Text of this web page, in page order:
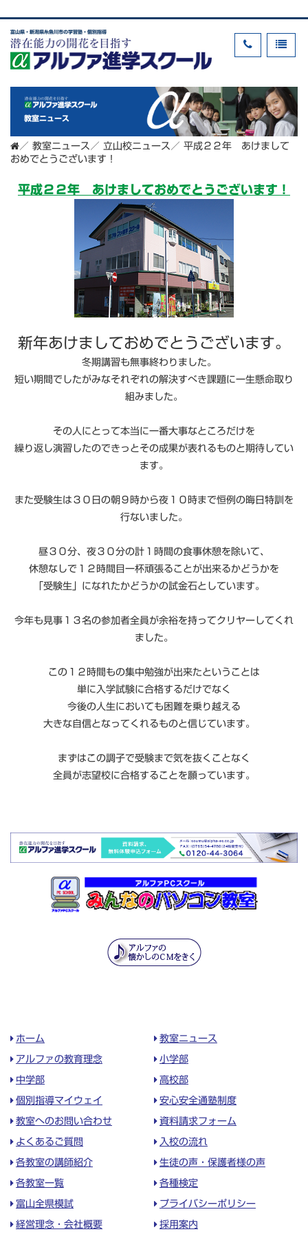
富山県・新潟県糸魚川市の学習塾・個別指導
教室ニュース
／ 教室ニュース ／ 立山校ニュース ／ 平成２２年 あけまして
おめでとうございます！
平成２２年 あけましておめでとうございます！
新年あけましておめでとうございます。
冬期講習も無事終わりました。
短い期間でしたがみなそれぞれの解決すべき課題に一生懸命取り
組みました。
その人にとって本当に一番大事なところだけを
繰り返し演習したのできっとその成果が表れるものと期待してい
ます。
また受験生は３０日の朝９時から夜１０時まで恒例の晦日特訓を
行ないました。
昼３０分、夜３０分の計１時間の食事休憩を除いて、
休憩なしで１２時間目一杯頑張ることが出来るかどうかを
「受験生」になれたかどうかの試金石としています。
今年も見事１３名の参加者全員が余裕を持ってクリヤーしてくれ
ました。
この１２時間もの集中勉強が出来たということは
単に入学試験に合格するだけでなく
今後の人生においても困難を乗り越える
大きな自信となってくれるものと信じています。
まずはこの調子で受験まで気を抜くことなく
全員が志望校に合格することを願っています。
ホーム 教室ニュース
アルファの教育理念 小学部
中学部 高校部
個別指導マイウェイ 安心安全通塾制度
教室へのお問い合わせ 資料請求フォーム
よくあるご質問 入校の流れ
各教室の講師紹介 生徒の声・保護者様の声
各教室一覧 各種検定
富山全県模試 プライバシーポリシー
経営理念・会社概要 採用案内